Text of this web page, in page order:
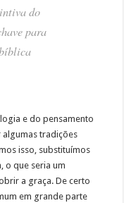
do
para
e do pensamento
tradições
isso, substituímos
o que seria um
a graça. De certo
em grande parte